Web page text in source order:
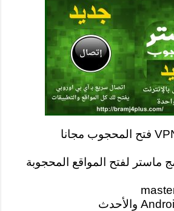
ماستر لفتح المواقع المحجوبة